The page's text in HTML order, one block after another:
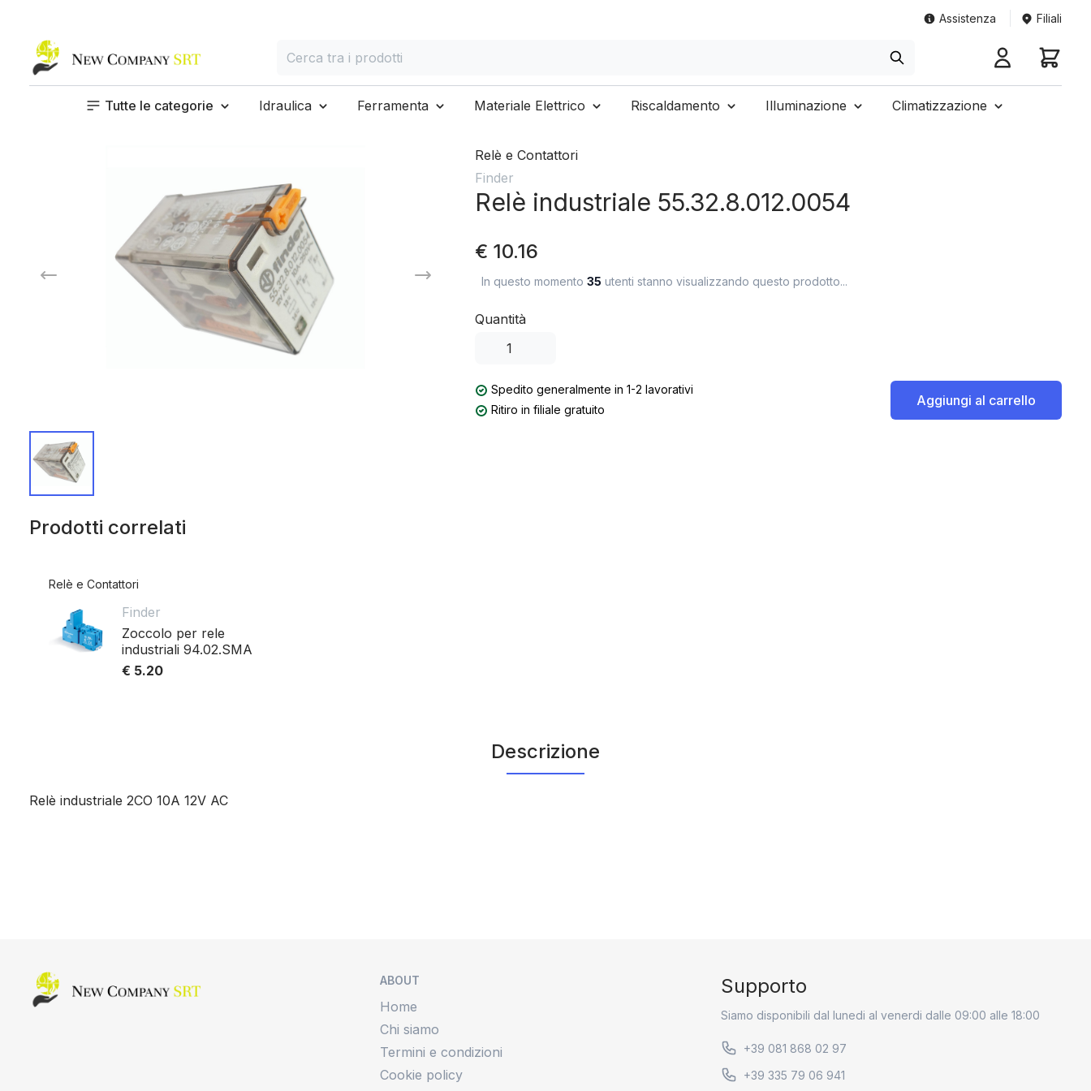
Assistenza Filiali
Home page
Tutte le categorie Idraulica Ferramenta Materiale Elettrico Riscaldamento Illuminazione Climatizzazione
Relè e Contattori
Finder
Relè industriale 55.32.8.012.0054
€ 10.16
In questo momento 35 utenti stanno visualizzando questo prodotto...
Quantità
Spedito generalmente in 1-2 lavorativi
Ritiro in filiale gratuito
Aggiungi al carrello
Prodotti correlati
Relè e Contattori
Finder
Zoccolo per rele
industriali 94.02.SMA
€ 5.20
Descrizione
Relè industriale 2CO 10A 12V AC
Home page ABOUT
Home
Chi siamo
Termini e condizioni
Cookie policy
Supporto
Siamo disponibili dal lunedi al venerdi dalle 09:00 alle 18:00
+39 081 868 02 97
+39 335 79 06 941